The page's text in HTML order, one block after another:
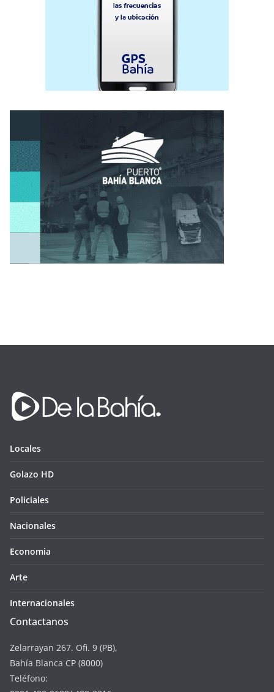
Locales
Golazo HD
Policiales
Nacionales
Economia
Arte
Internacionales
Contactanos
Zelarrayan 267. Ofi. 9 (PB),
Bahía Blanca CP (8000)
Teléfono: